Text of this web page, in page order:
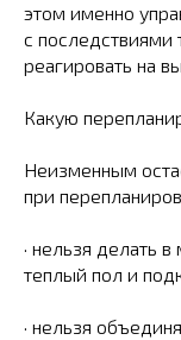
этом именно
с последствиями
реагировать на
Какую
Неизменным
при
· нельзя делать
теплый пол и
· нельзя